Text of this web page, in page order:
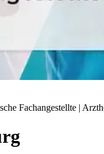
Fachangestellte |